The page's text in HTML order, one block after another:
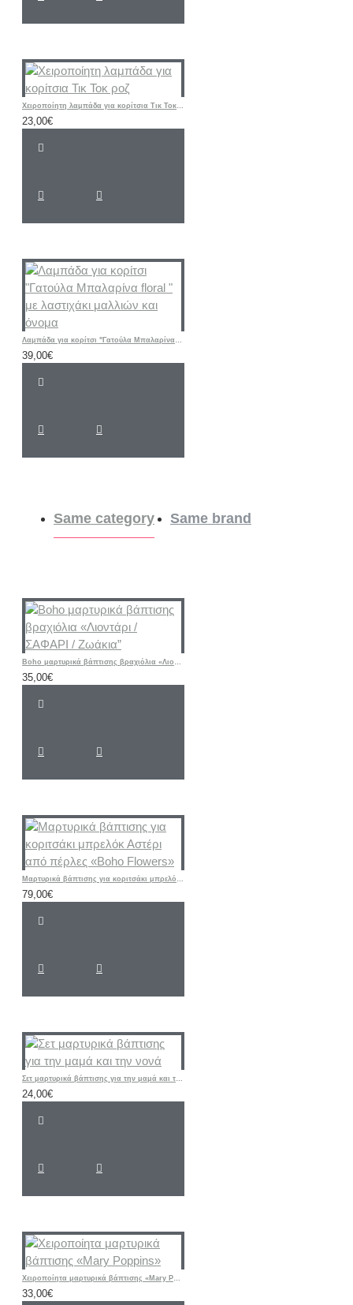
Χειροποίητη λαμπάδα για κορίτσια Τικ Τοκ ροζ
23,00€
Λαμπάδα για κορίτσι "Γατούλα Μπαλαρίνα floral " με λαστιχάκι μαλλιών και όνομα
39,00€
Same category Same brand
Boho μαρτυρικά βάπτισης βραχιόλια «Λιοντάρι / ΣΑΦΑΡΙ / Ζωάκια”
35,00€
Μαρτυρικά βάπτισης για κοριτσάκι μπρελόκ Αστέρι από πέρλες «Boho Flowers»
79,00€
Σετ μαρτυρικά βάπτισης για την μαμά και την νονά
24,00€
Χειροποίητα μαρτυρικά βάπτισης «Mary Poppins»
33,00€